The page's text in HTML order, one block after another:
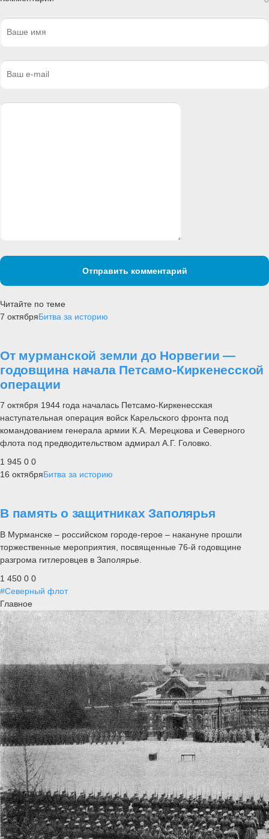
Отправить комментарий
Читайте по теме
7 октябряБитва за историю
От мурманской земли до Норвегии —
годовщина начала Петсамо-Киркенесской
операции
7 октября 1944 года началась Петсамо-Киркенесская
наступательная операция войск Карельского фронта под
командованием генерала армии К.А. Мерецкова и Северного
флота под предводительством адмирал А.Г. Головко.
1 945 0 0
16 октябряБитва за историю
В память о защитниках Заполярья
В Мурманске – российском городе-герое – накануне прошли
торжественные мероприятия, посвященные 76-й годовщине
разгрома гитлеровцев в Заполярье.
1 450 0 0
#Северный флот
Главное